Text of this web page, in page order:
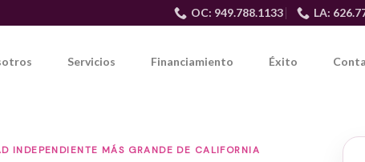
OC: 949.788.1133 LA:
Servicios Financiamiento Éxito
INDEPENDIENTE MÁS GRANDE DE CALIFORNIA